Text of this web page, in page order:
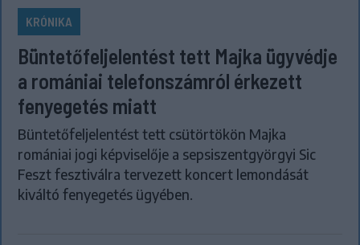
KRÓNIKA
Büntetőfeljelentést tett Majka ügyvédje
a romániai telefonszámról érkezett
fenyegetés miatt
Büntetőfeljelentést tett csütörtökön Majka
romániai jogi képviselője a sepsiszentgyörgyi Sic
Feszt fesztiválra tervezett koncert lemondását
kiváltó fenyegetés ügyében.